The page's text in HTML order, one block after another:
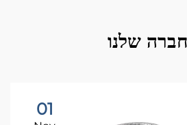
שלנו
01